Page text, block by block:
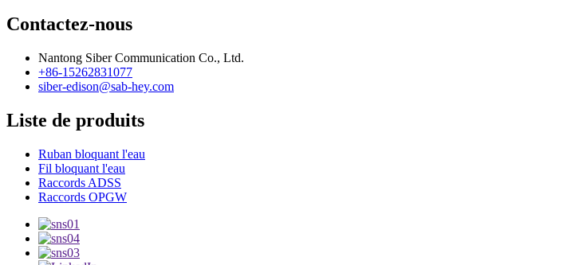
Contactez-nous
Nantong Siber Communication Co., Ltd.
+86-15262831077
siber-edison@sab-hey.com
Liste de produits
Ruban bloquant l'eau
Fil bloquant l'eau
Raccords ADSS
Raccords OPGW